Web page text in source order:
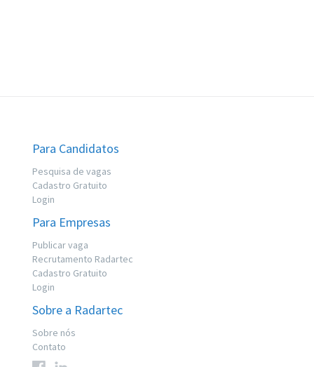
Para Candidatos
Pesquisa de vagas
Cadastro Gratuito
Login
Para Empresas
Publicar vaga
Recrutamento Radartec
Cadastro Gratuito
Login
Sobre a Radartec
Sobre nós
Contato